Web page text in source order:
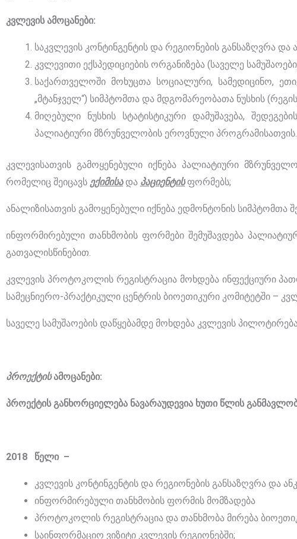
კვლევის ამოცანები:
საკვლევის კონტინგენტის და რეგიონების განსაზღვრა და
კვლევითი ექსპედიციების ორგანიზება (საველე
საქართველოში მოხუცთა სოციალური, სამედიცინო,
„მტანჯველ“) სიმპტომთა და მდგომარეობათა ნუსხის
მიღებული ნუსხის სტატისტიკური დამუშავება,
პალიატიური მზრუნველობის ეროვნული პროგრამისათვის.
კვლევისათვის გამოყენებული იქნება პალიატიური
რომელიც შეიცავს ექიმისადა პაციენტისფორმებს;
ანალიზისათვის გამოყენებული იქნება ედმონტონის სიმპტომთა
ინფორმირებული თანხმობის ფორმები შემუშავდება
გათვალისწინებით.
კვლევის პროტოკოლის რეგისტრაცია მოხდება ინფექციური
სამეცნიერო-პრაქტიკული ცენტრის ბიოეთიკური კომიტეტში –
საველე სამუშაოების დაწყებამდე მოხდება კვლევის
პროექტისამოცანები:
პროექტის განხორციელება ნავარაუდევია ხუთი წლის
2018 წელი –
კვლევის კონტინგენტის და რეგიონების განსაზღვრა და
ინფორმირებული თანხმობის ფორმის მომზადება
პროტოკოლის რეგისტრაცია და თანხმობა მირება
საინფორმაციო ვიზიტი კვლევის რეგიონებში;